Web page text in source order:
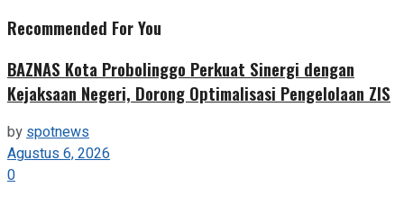
Recommended For You
BAZNAS Kota Probolinggo Perkuat Sinergi dengan
Kejaksaan Negeri, Dorong Optimalisasi Pengelolaan ZIS
byspotnews
Agustus 6, 2026
0